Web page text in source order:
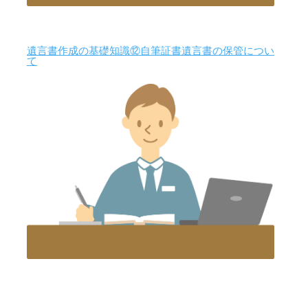
遺言書作成の基礎知識⑫自筆証書遺言書の保管につい
て